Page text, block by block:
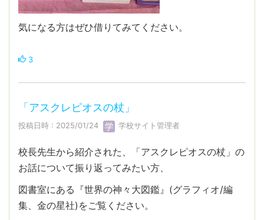
気になる方はぜひ借りてみてください。
3
「アスクレピオスの杖」
投稿日時 : 2025/01/24 学校サイト管理者
校長先生から紹介された、「アスクレピオスの杖」の
お話について振り返ってみたい方、
図書室にある『世界の神々大図鑑』(グラフィオ/編
集、金の星社)をご覧ください。